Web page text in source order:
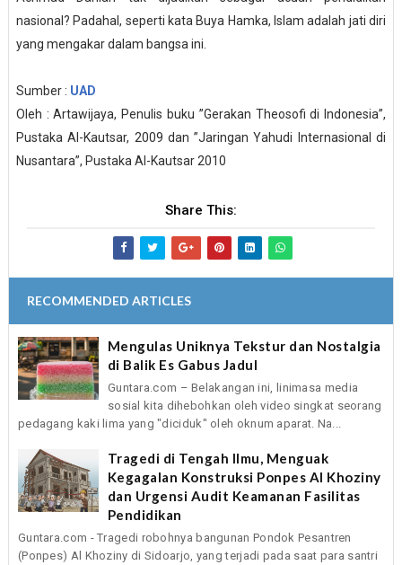
nasional? Padahal, seperti kata Buya Hamka, Islam adalah jati diri
yang mengakar dalam bangsa ini.
Sumber : UAD
Oleh : Artawijaya, Penulis buku ”Gerakan Theosofi di Indonesia”,
Pustaka Al-Kautsar, 2009 dan ”Jaringan Yahudi Internasional di
Nusantara”, Pustaka Al-Kautsar 2010
Share This:
RECOMMENDED ARTICLES
Mengulas Uniknya Tekstur dan Nostalgia
di Balik Es Gabus Jadul
Guntara.com – Belakangan ini, linimasa media
sosial kita dihebohkan oleh video singkat seorang
pedagang kaki lima yang "diciduk" oleh oknum aparat. Na...
Tragedi di Tengah Ilmu, Menguak
Kegagalan Konstruksi Ponpes Al Khoziny
dan Urgensi Audit Keamanan Fasilitas
Pendidikan
Guntara.com - Tragedi robohnya bangunan Pondok Pesantren
(Ponpes) Al Khoziny di Sidoarjo, yang terjadi pada saat para santri